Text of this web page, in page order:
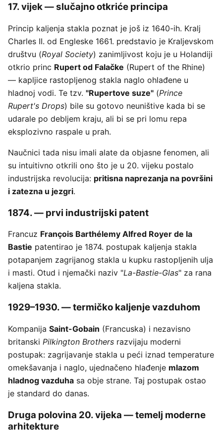
17. vijek — slučajno otkriće principa
Princip kaljenja stakla poznat je još iz 1640-ih. Kralj
Charles II. od Engleske 1661. predstavio je Kraljevskom
društvu (Royal Society) zanimljivost koju je u Holandiji
otkrio princ Rupert od Falačke (Rupert of the Rhine)
— kapljice rastopljenog stakla naglo ohlađene u
hladnoj vodi. Te tzv. "Rupertove suze" (Prince
Rupert's Drops) bile su gotovo neuništive kada bi se
udarale po debljem kraju, ali bi se pri lomu repa
eksplozivno raspale u prah.
Naučnici tada nisu imali alate da objasne fenomen, ali
su intuitivno otkrili ono što je u 20. vijeku postalo
industrijska revolucija: pritisna naprezanja na površini
i zatezna u jezgri.
1874. — prvi industrijski patent
Francuz François Barthélemy Alfred Royer de la
Bastie patentirao je 1874. postupak kaljenja stakla
potapanjem zagrijanog stakla u kupku rastopljenih ulja
i masti. Otud i njemački naziv "La-Bastie-Glas" za rana
kaljena stakla.
1929–1930. — termičko kaljenje vazduhom
Kompanija Saint-Gobain (Francuska) i nezavisno
britanski Pilkington Brothers razvijaju moderni
postupak: zagrijavanje stakla u peći iznad temperature
omekšavanja i naglo, ujednačeno hlađenje mlazom
hladnog vazduha sa obje strane. Taj postupak ostao
je standard do danas.
Druga polovina 20. vijeka — temelj moderne
arhitekture